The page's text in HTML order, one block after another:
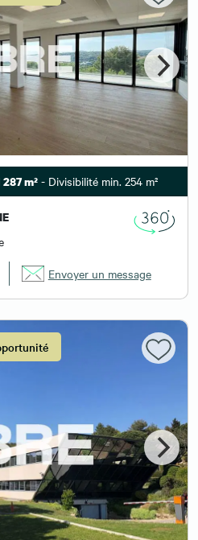
287 m²- Divisibilité min. 254 m²
Envoyer un message